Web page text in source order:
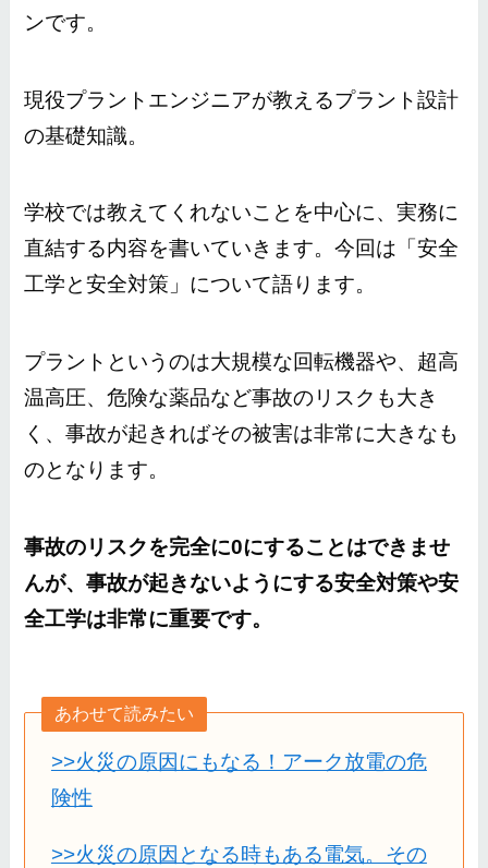
ンです。
現役プラントエンジニアが教えるプラント設計
の基礎知識。
学校では教えてくれないことを中心に、実務に
直結する内容を書いていきます。今回は「安全
工学と安全対策」について語ります。
プラントというのは大規模な回転機器や、超高
温高圧、危険な薬品など事故のリスクも大き
く、事故が起きればその被害は非常に大きなも
のとなります。
事故のリスクを完全に0にすることはできませ
んが、事故が起きないようにする安全対策や安
全工学は非常に重要です。
あわせて読みたい
>>火災の原因にもなる！アーク放電の危
険性
>>火災の原因となる時もある電気。その